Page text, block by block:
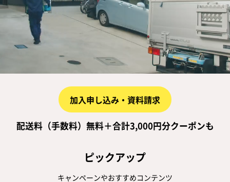
みんなの声
加入に関するよくある質問
加入申し込み・資料請求
加入申し込み・資料請求
配送料（手数料）無料＋合計3,000円分クーポンも
ピックアップ
キャンペーンやおすすめコンテンツ